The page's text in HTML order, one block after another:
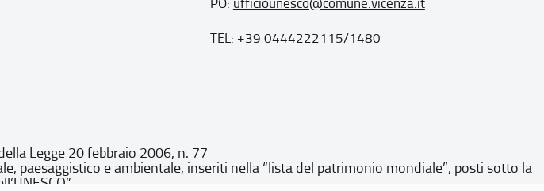
PO: ufficiounesco@comune.vicenza.it
TEL: +39 0444222115/1480
Legge 20 febbraio 2006, n. 77
paesaggistico e ambientale, inseriti nella “lista del patrimonio mondiale”, posti sotto la